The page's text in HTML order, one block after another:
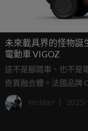
未來載具界的怪物誕
電動車 VIGOZ
這不是腳踏車、也不是
奇異融合體。法國品牌
具 VIGOZ，以極度前衛
為最難歸類的移動生物。
Webber